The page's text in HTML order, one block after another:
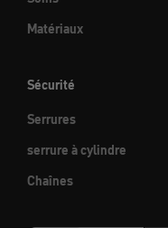
Matériaux
Sécurité
Serrures
serrure à cylindre
Chaînes